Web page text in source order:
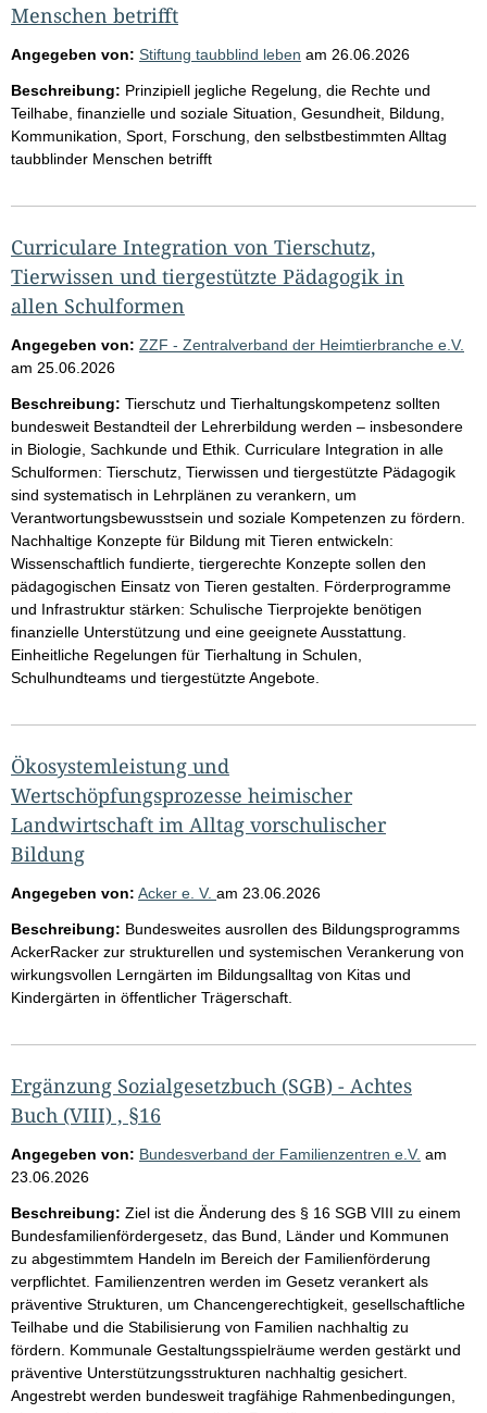
Menschen betrifft
Angegeben von: Stiftung taubblind leben am 26.06.2026
Beschreibung: Prinzipiell jegliche Regelung, die Rechte und
Teilhabe, finanzielle und soziale Situation, Gesundheit, Bildung,
Kommunikation, Sport, Forschung, den selbstbestimmten Alltag
taubblinder Menschen betrifft
Curriculare Integration von Tierschutz,
Tierwissen und tiergestützte Pädagogik in
allen Schulformen
Angegeben von: ZZF - Zentralverband der Heimtierbranche e.V.
am 25.06.2026
Beschreibung: Tierschutz und Tierhaltungskompetenz sollten
bundesweit Bestandteil der Lehrerbildung werden – insbesondere
in Biologie, Sachkunde und Ethik. Curriculare Integration in alle
Schulformen: Tierschutz, Tierwissen und tiergestützte Pädagogik
sind systematisch in Lehrplänen zu verankern, um
Verantwortungsbewusstsein und soziale Kompetenzen zu fördern.
Nachhaltige Konzepte für Bildung mit Tieren entwickeln:
Wissenschaftlich fundierte, tiergerechte Konzepte sollen den
pädagogischen Einsatz von Tieren gestalten. Förderprogramme
und Infrastruktur stärken: Schulische Tierprojekte benötigen
finanzielle Unterstützung und eine geeignete Ausstattung.
Einheitliche Regelungen für Tierhaltung in Schulen,
Schulhundteams und tiergestützte Angebote.
Ökosystemleistung und
Wertschöpfungsprozesse heimischer
Landwirtschaft im Alltag vorschulischer
Bildung
Angegeben von: Acker e. V. am 23.06.2026
Beschreibung: Bundesweites ausrollen des Bildungsprogramms
AckerRacker zur strukturellen und systemischen Verankerung von
wirkungsvollen Lerngärten im Bildungsalltag von Kitas und
Kindergärten in öffentlicher Trägerschaft.
Ergänzung Sozialgesetzbuch (SGB) - Achtes
Buch (VIII) , §16
Angegeben von: Bundesverband der Familienzentren e.V. am
23.06.2026
Beschreibung: Ziel ist die Änderung des § 16 SGB VIII zu einem
Bundesfamilienfördergesetz, das Bund, Länder und Kommunen
zu abgestimmtem Handeln im Bereich der Familienförderung
verpflichtet. Familienzentren werden im Gesetz verankert als
präventive Strukturen, um Chancengerechtigkeit, gesellschaftliche
Teilhabe und die Stabilisierung von Familien nachhaltig zu
fördern. Kommunale Gestaltungsspielräume werden gestärkt und
präventive Unterstützungsstrukturen nachhaltig gesichert.
Angestrebt werden bundesweit tragfähige Rahmenbedingungen,